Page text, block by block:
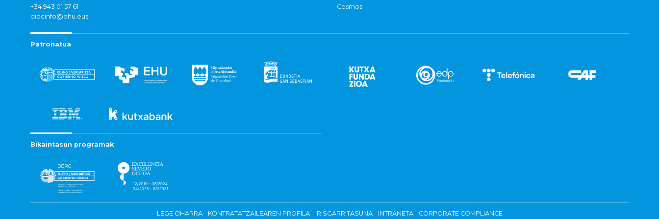
+34 943 01 57 61
dipcinfo@ehu.eus
Cosmos
Patronatua
Bikaintasun programak
LEGE OHARRA KONTRATATZAILEAREN PROFILA IRISGARRITASUNA INTRANETA CORPORATE COMPLIANCE